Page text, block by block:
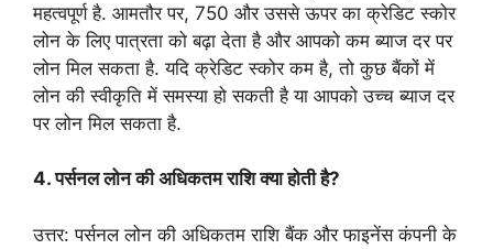
महत्वपूर्ण है. आमतौर पर, 750 और उससे ऊपर का क्रेडिट स्कोर
लोन के लिए पात्रता को बढ़ा देता है और आपको कम ब्याज दर पर
लोन मिल सकता है. यदि क्रेडिट स्कोर कम है, तो कुछ बैंकों में
लोन की स्वीकृति में समस्या हो सकती है या आपको उच्च ब्याज दर
पर लोन मिल सकता है.
4. पर्सनल लोन की अधिकतम राशि क्या होती है?
उत्तर: पर्सनल लोन की अधिकतम राशि बैंक और फाइनेंस कंपनी के